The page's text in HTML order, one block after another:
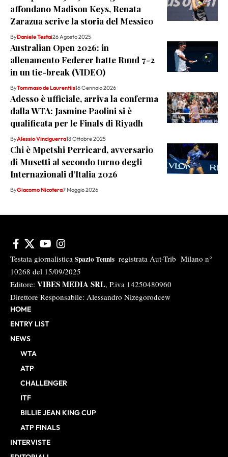
affondano Madison Keys, Renata
Zarazua scrive la storia del Messico
ByDaniele Testai26 Agosto 2025
Australian Open 2026: in
allenamento Federer batte Ruud 7-2
in un tie-break (VIDEO)
ByTommaso de Laurentiis16 Gennaio 2026
Adesso è ufficiale, arriva la conferma
dalla WTA: Jasmine Paolini si è
qualificata per le Finals di Riyadh
ByAlessio Vinciguerra18 Ottobre 2025
Chi è Mpetshi Perricard, avversario
di Musetti al secondo turno degli
Internazionali d’Italia 2026
ByGiacomo Nicotera7 Maggio 2026
Testata giornalistica Spazio Tennis registrata Aut-Trib Milano n°
10268 del 15/09/2025
Editore: VIBES MEDIA SRL, P.iva 14250480960
Direttore Responsabile: Alessandro Nizegorodcew
HOME
ENTRY LIST
NEWS
WTA
ATP
CHALLENGER
ITF
BILLIE JEAN KING CUP
ATP FINALS
INTERVISTE